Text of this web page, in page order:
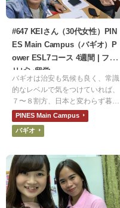
#647 KEIさん（30代女性）PIN
ES Main Campus（バギオ）P
ower ESL7コース 4週間 | フィ
リピン留学
バギオは治安も気候も良く、常識
的なレベルで気をつけていれば、
７〜８割方、日本と変わらず暮ら
せるという印象でした。フィリピ
ン人の避暑地にもなっているの
で、フィリピンのバカンスシーズ
れば問題なかったです。観光名所
やレストランもたくさんあります
が、基本的にフィリピンクオリテ
ィなので、そこは諦めが肝心かな
と思います。
PINES Main Campus
バギオ